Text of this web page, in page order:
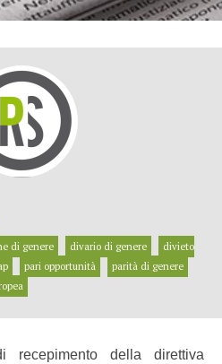
di genere divario di genere
divieto
pari opportunità
parità di genere
recepimento della direttiva